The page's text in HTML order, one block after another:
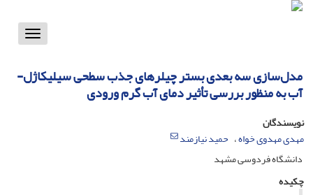
Toggle
مدل‌سازی سه بعدی بستر چیلرهای جذب سطحی سیلیکاژل-
آب به منظور بررسی تأثیر دمای آب گرم ورودی
نویسندگان
مهدی مهدوی خواه حمید نیازمند
دانشگاه فردوسی مشهد
چکیده